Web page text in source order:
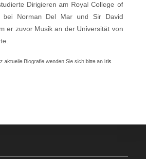
Dirigieren am Royal College of
bei Norman Del Mar und Sir David
er zuvor Musik an der Universität von
aktuelle Biografie wenden Sie sich bitte an Iris